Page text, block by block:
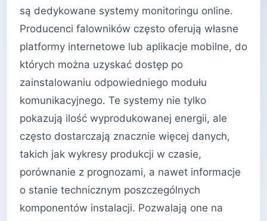
są dedykowane systemy monitoringu online.
Producenci falowników często oferują własne
platformy internetowe lub aplikacje mobilne, do
których można uzyskać dostęp po
zainstalowaniu odpowiedniego modułu
komunikacyjnego. Te systemy nie tylko
pokazują ilość wyprodukowanej energii, ale
często dostarczają znacznie więcej danych,
takich jak wykresy produkcji w czasie,
porównanie z prognozami, a nawet informacje
o stanie technicznym poszczególnych
komponentów instalacji. Pozwalają one na